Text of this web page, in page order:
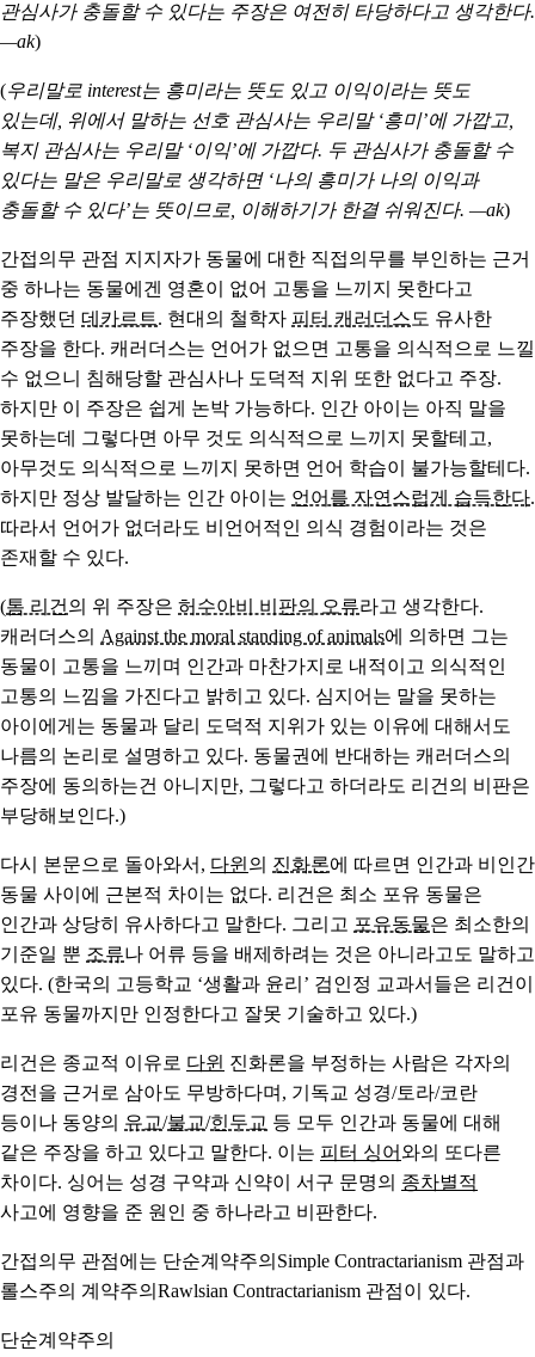
관심사가 충돌할 수 있다는 주장은 여전히 타당하다고 생각한다.
—ak)
(우리말로 interest는 흥미라는 뜻도 있고 이익이라는 뜻도
있는데, 위에서 말하는 선호 관심사는 우리말 ‘흥미’에 가깝고,
복지 관심사는 우리말 ‘이익’에 가깝다. 두 관심사가 충돌할 수
있다는 말은 우리말로 생각하면 ‘나의 흥미가 나의 이익과
충돌할 수 있다’는 뜻이므로, 이해하기가 한결 쉬워진다. —ak)
간접의무 관점 지지자가 동물에 대한 직접의무를 부인하는 근거
중 하나는 동물에겐 영혼이 없어 고통을 느끼지 못한다고
주장했던 데카르트. 현대의 철학자 피터 캐러더스도 유사한
주장을 한다. 캐러더스는 언어가 없으면 고통을 의식적으로 느낄
수 없으니 침해당할 관심사나 도덕적 지위 또한 없다고 주장.
하지만 이 주장은 쉽게 논박 가능하다. 인간 아이는 아직 말을
못하는데 그렇다면 아무 것도 의식적으로 느끼지 못할테고,
아무것도 의식적으로 느끼지 못하면 언어 학습이 불가능할테다.
하지만 정상 발달하는 인간 아이는 언어를 자연스럽게 습득한다.
따라서 언어가 없더라도 비언어적인 의식 경험이라는 것은
존재할 수 있다.
(톰 리건 의 위 주장은 허수아비 비판의 오류라고 생각한다.
캐러더스의 Against the moral standing of animals에 의하면 그는
동물이 고통을 느끼며 인간과 마찬가지로 내적이고 의식적인
고통의 느낌을 가진다고 밝히고 있다. 심지어는 말을 못하는
아이에게는 동물과 달리 도덕적 지위가 있는 이유에 대해서도
나름의 논리로 설명하고 있다. 동물권에 반대하는 캐러더스의
주장에 동의하는건 아니지만, 그렇다고 하더라도 리건의 비판은
부당해보인다.)
다시 본문으로 돌아와서, 다윈 의 진화론에 따르면 인간과 비인간
동물 사이에 근본적 차이는 없다. 리건은 최소 포유 동물은
인간과 상당히 유사하다고 말한다. 그리고 포유동물은 최소한의
기준일 뿐 조류나 어류 등을 배제하려는 것은 아니라고도 말하고
있다. (한국의 고등학교 ‘생활과 윤리’ 검인정 교과서들은 리건이
포유 동물까지만 인정한다고 잘못 기술하고 있다.)
리건은 종교적 이유로 다윈 진화론을 부정하는 사람은 각자의
경전을 근거로 삼아도 무방하다며, 기독교 성경/토라/코란
등이나 동양의 유교/불교/힌두교 등 모두 인간과 동물에 대해
같은 주장을 하고 있다고 말한다. 이는 피터 싱어와의 또다른
차이다. 싱어는 성경 구약과 신약이 서구 문명의 종차별적
사고에 영향을 준 원인 중 하나라고 비판한다.
간접의무 관점에는 단순계약주의Simple Contractarianism 관점과
롤스주의 계약주의Rawlsian Contractarianism 관점이 있다.
단순계약주의